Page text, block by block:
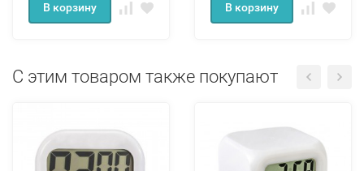
В корзину В корзину
С этим товаром также покупают